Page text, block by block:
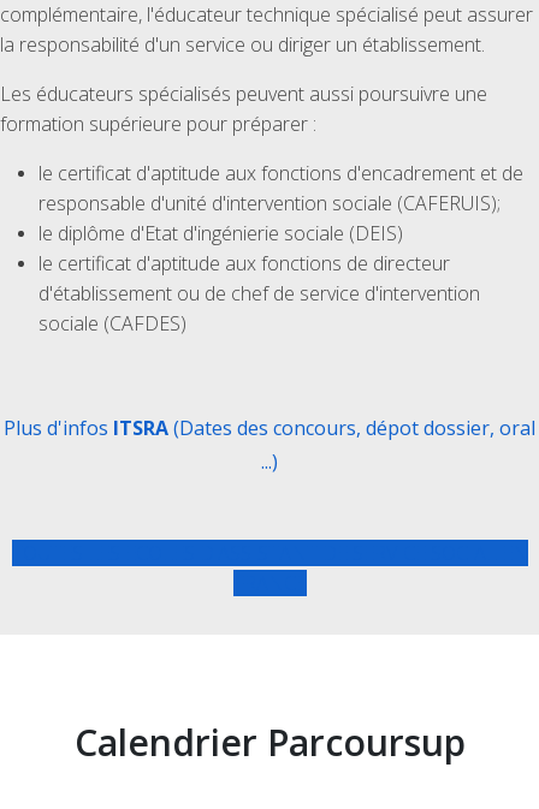
complémentaire, l'éducateur technique spécialisé peut assurer
la responsabilité d'un service ou diriger un établissement.
Les éducateurs spécialisés peuvent aussi poursuivre une
formation supérieure pour préparer :
le certificat d'aptitude aux fonctions d'encadrement et de
responsable d'unité d'intervention sociale (CAFERUIS);
le diplôme d'Etat d'ingénierie sociale (DEIS)
le certificat d'aptitude aux fonctions de directeur
d'établissement ou de chef de service d'intervention
sociale (CAFDES)
Plus d'infos ITSRA(Dates des concours, dépot dossier, oral
...)
Calendrier Parcoursup